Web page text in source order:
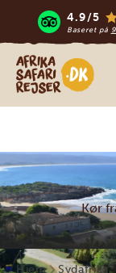
4.9/5
Baseret på
Safari-rejser i
Kør
Hjem Sydafrika